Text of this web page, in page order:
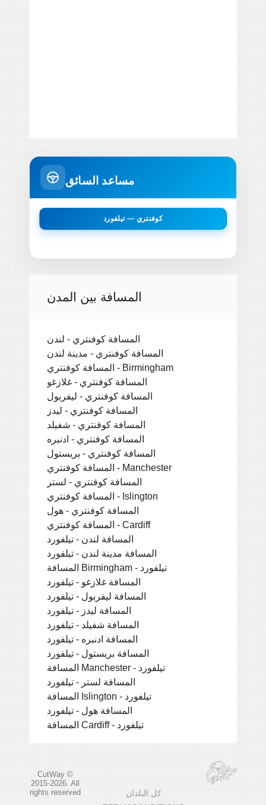
مساعد السائق
كوفنتري — تيلفورد
المسافة بين المدن
المسافة كوفنتري - لندن
المسافة كوفنتري - مدينة لندن
المسافة كوفنتري - Birmingham
المسافة كوفنتري - غلازغو
المسافة كوفنتري - ليفربول
المسافة كوفنتري - ليدز
المسافة كوفنتري - شفيلد
المسافة كوفنتري - ادنبره
المسافة كوفنتري - بريستول
المسافة كوفنتري - Manchester
المسافة كوفنتري - لستر
المسافة كوفنتري - Islington
المسافة كوفنتري - هول
المسافة كوفنتري - Cardiff
المسافة لندن - تيلفورد
المسافة مدينة لندن - تيلفورد
المسافة Birmingham - تيلفورد
المسافة غلازغو - تيلفورد
المسافة ليفربول - تيلفورد
المسافة ليدز - تيلفورد
المسافة شفيلد - تيلفورد
المسافة ادنبره - تيلفورد
المسافة بريستول - تيلفورد
المسافة Manchester - تيلفورد
المسافة لستر - تيلفورد
المسافة Islington - تيلفورد
المسافة هول - تيلفورد
المسافة Cardiff - تيلفورد
CutWay ©
2015-2026. All
rights reserved
كل البلدان